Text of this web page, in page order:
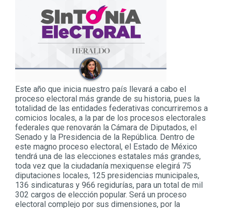
Este año que inicia nuestro país llevará a cabo el
proceso electoral más grande de su historia, pues la
totalidad de las entidades federativas concurriremos a
comicios locales, a la par de los procesos electorales
federales que renovarán la Cámara de Diputados, el
Senado y la Presidencia de la República. Dentro de
este magno proceso electoral, el Estado de México
tendrá una de las elecciones estatales más grandes,
toda vez que la ciudadanía mexiquense elegirá 75
diputaciones locales, 125 presidencias municipales,
136 sindicaturas y 966 regidurías, para un total de mil
302 cargos de elección popular. Será un proceso
electoral complejo por sus dimensiones, por la